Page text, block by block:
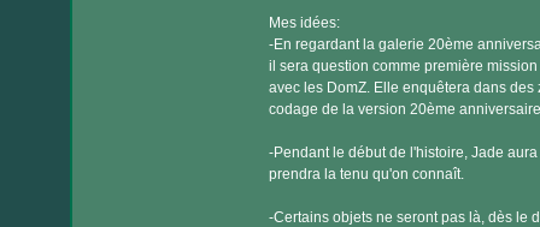
Mes idées:
-En regardant la galerie 20ème
il sera question comme première
avec les DomZ. Elle enquêtera dans
codage de la version 20ème
-Pendant le début de l'histoire, Jade
prendra la tenu qu'on connaît.
-Certains objets ne seront pas là, dès le